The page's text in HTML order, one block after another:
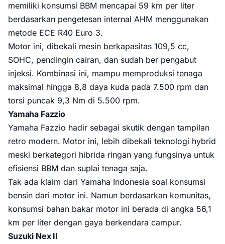
memiliki konsumsi BBM mencapai 59 km per liter
berdasarkan pengetesan internal AHM menggunakan
metode ECE R40 Euro 3.
Motor ini, dibekali mesin berkapasitas 109,5 cc,
SOHC, pendingin cairan, dan sudah ber pengabut
injeksi. Kombinasi ini, mampu memproduksi tenaga
maksimal hingga 8,8 daya kuda pada 7.500 rpm dan
torsi puncak 9,3 Nm di 5.500 rpm.
Yamaha Fazzio
Yamaha Fazzio hadir sebagai skutik dengan tampilan
retro modern. Motor ini, lebih dibekali teknologi hybrid
meski berkategori hibrida ringan yang fungsinya untuk
efisiensi BBM dan suplai tenaga saja.
Tak ada klaim dari Yamaha Indonesia soal konsumsi
bensin dari motor ini. Namun berdasarkan komunitas,
konsumsi bahan bakar motor ini berada di angka 56,1
km per liter dengan gaya berkendara campur.
Suzuki Nex II